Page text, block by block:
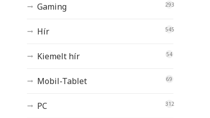
Gaming 293
Hír 545
Kiemelt hír 54
Mobil-Tablet 69
PC 312